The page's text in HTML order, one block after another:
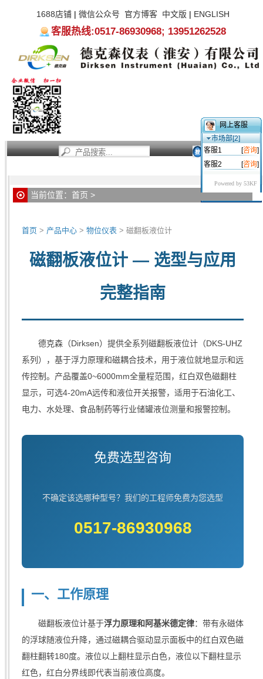
1688店铺| 微信公众号 官方博客 中文版 | ENGLISH
客服热线:0517-86930968; 13951262528
当前位置： 首页 >
首页 > 产品中心 > 物位仪表 > 磁翻板液位计
磁翻板液位计 — 选型与应用
完整指南
德克森（Dirksen）提供全系列磁翻板液位计（DKS-UHZ
系列），基于浮力原理和磁耦合技术，用于液位就地显示和远
传控制。产品覆盖0~6000mm全量程范围，红白双色磁翻柱
显示，可选4-20mA远传和液位开关报警，适用于石油化工、
电力、水处理、食品制药等行业储罐液位测量和报警控制。
免费选型咨询
不确定该选哪种型号？我们的工程师免费为您选型
0517-86930968
一、工作原理
磁翻板液位计基于浮力原理和阿基米德定律：带有永磁体
的浮球随液位升降，通过磁耦合驱动显示面板中的红白双色磁
翻柱翻转180度。液位以上翻柱显示白色，液位以下翻柱显示
红色，红白分界线即代表当前液位高度。
网上客服
市场部[2]
客服1
[咨询]
客服2
[咨询]
Powered by 53KF